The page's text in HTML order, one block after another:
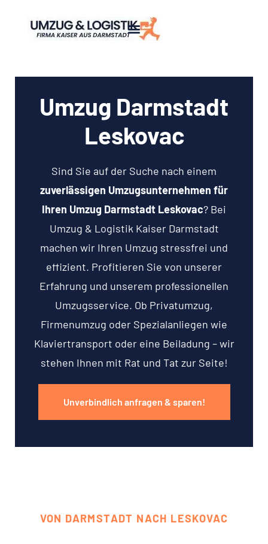
Umzug Darmstadt
Leskovac
Sind Sie auf der Suche nach einem
zuverlässigen Umzugsunternehmen für
Ihren Umzug Darmstadt Leskovac? Bei
Umzug & Logistik Kaiser Darmstadt
machen wir Ihren Umzug stressfrei und
effizient. Profitieren Sie von unserer
Erfahrung und unserem professionellen
Umzugsservice. Ob Privatumzug,
Firmenumzug oder Spezialanliegen wie
Klaviertransport oder eine Beiladung – wir
stehen Ihnen mit Rat und Tat zur Seite!
Unverbindlich anfragen & sparen!
VON DARMSTADT NACH LESKOVAC